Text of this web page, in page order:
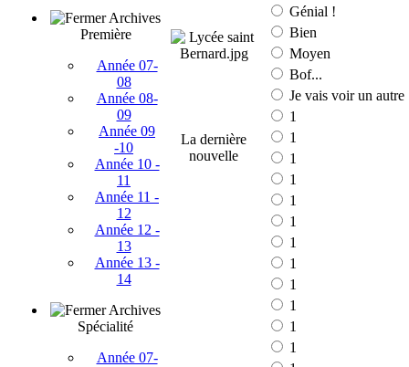
Archives
Première
Année 07-
08
Année 08-
09
Année 09
-10
Année 10 -
11
Année 11 -
12
Année 12 -
13
Année 13 -
14
Archives
Spécialité
Année 07-
La dernière
nouvelle
Génial !
Bien
Moyen
Bof...
Je vais voir un autre
1
1
1
1
1
1
1
1
1
1
1
1